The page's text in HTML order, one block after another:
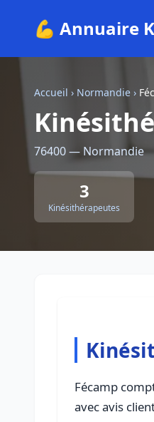
💪 Annuaire
Accueil › Normandie ›
76400 — Normandie
3
Kinésithérapeutes
Fécamp
avec avis